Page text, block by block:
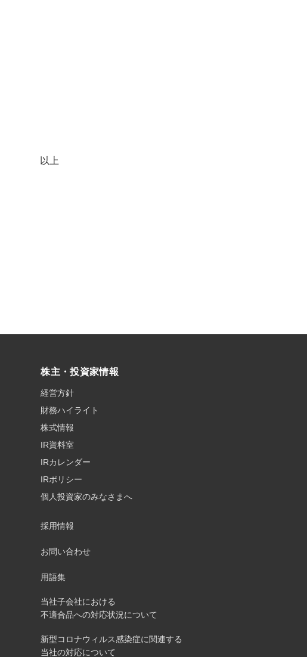
以上
株主・投資家情報
経営方針
財務ハイライト
株式情報
IR資料室
IRカレンダー
IRポリシー
個人投資家のみなさまへ
採用情報
お問い合わせ
用語集
当社子会社における
不適合品への対応状況について
新型コロナウィルス感染症に関連する
当社の対応について